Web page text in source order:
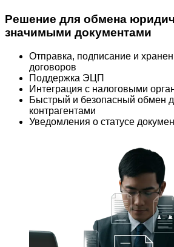
Решение для обмена
значимыми документами
Отправка, подписание и
договоров
Поддержка ЭЦП
Интеграция с налоговыми
Быстрый и безопасный обмен
контрагентами
Уведомления о статусе